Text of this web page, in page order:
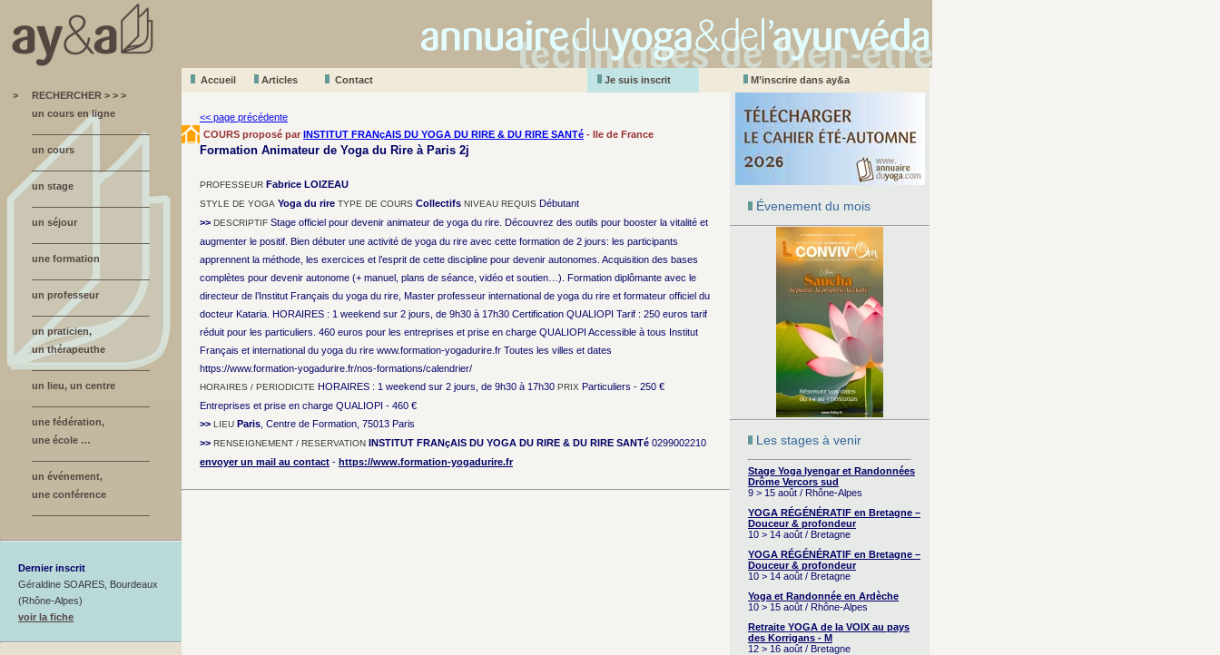
Accueil Articles Contact Je suis inscrit
M’inscrire dans ay&a
>
RECHERCHER > > >
un cours en ligne
un cours
un stage
un séjour
une formation
un professeur
un praticien,
un thérapeuthe
un lieu, un centre
une fédération,
une école …
un événement,
une conférence
Dernier inscrit
Géraldine SOARES, Bourdeaux
(Rhône-Alpes)
voir la fiche
Évenement du mois
Les stages à venir
Stage Yoga Iyengar et Randonnées
Drôme Vercors sud
9 > 15 août / Rhône-Alpes
YOGA RÉGÉNÉRATIF en Bretagne –
Douceur & profondeur
10 > 14 août / Bretagne
YOGA RÉGÉNÉRATIF en Bretagne –
Douceur & profondeur
10 > 14 août / Bretagne
Yoga et Randonnée en Ardèche
10 > 15 août / Rhône-Alpes
Retraite YOGA de la VOIX au pays
des Korrigans - M
12 > 16 août / Bretagne
<< page précédente
COURS proposé par INSTITUT FRANçAIS DU YOGA DU RIRE & DU RIRE SANTé - Ile de France
Formation Animateur de Yoga du Rire à Paris 2j
PROFESSEUR Fabrice LOIZEAU
STYLE DE YOGA Yoga du rire TYPE DE COURS Collectifs NIVEAU REQUIS Débutant
>> DESCRIPTIF Stage officiel pour devenir animateur de yoga du rire. Découvrez des outils pour booster la vitalité et
augmenter le positif. Bien débuter une activité de yoga du rire avec cette formation de 2 jours: les participants
apprennent la méthode, les exercices et l’esprit de cette discipline pour devenir autonomes. Acquisition des bases
complètes pour devenir autonome (+ manuel, plans de séance, vidéo et soutien…). Formation diplômante avec le
directeur de l’Institut Français du yoga du rire, Master professeur international de yoga du rire et formateur officiel du
docteur Kataria. HORAIRES : 1 weekend sur 2 jours, de 9h30 à 17h30 Certification QUALIOPI Tarif : 250 euros tarif
réduit pour les particuliers. 460 euros pour les entreprises et prise en charge QUALIOPI Accessible à tous Institut
Français et international du yoga du rire www.formation-yogadurire.fr Toutes les villes et dates
https://www.formation-yogadurire.fr/nos-formations/calendrier/
HORAIRES / PERIODICITE HORAIRES : 1 weekend sur 2 jours, de 9h30 à 17h30 PRIX Particuliers - 250 €
Entreprises et prise en charge QUALIOPI - 460 €
>> LIEU Paris , Centre de Formation, 75013 Paris
>> RENSEIGNEMENT / RESERVATION INSTITUT FRANçAIS DU YOGA DU RIRE & DU RIRE SANTé 0299002210
envoyer un mail au contact - https://www.formation-yogadurire.fr